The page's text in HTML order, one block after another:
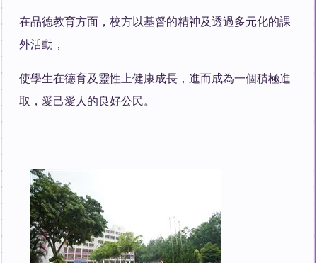
在品德教育方面，校方以基督的精神及透過多元化的課
外活動，
使學生在德育及靈性上健康成長，進而成為一個積極進
取，愛己愛人的良好公民。